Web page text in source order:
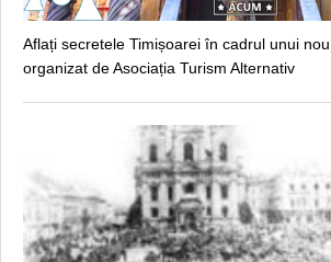
Aflați secretele Timișoarei în cadrul unui
organizat de Asociația Turism Alternativ